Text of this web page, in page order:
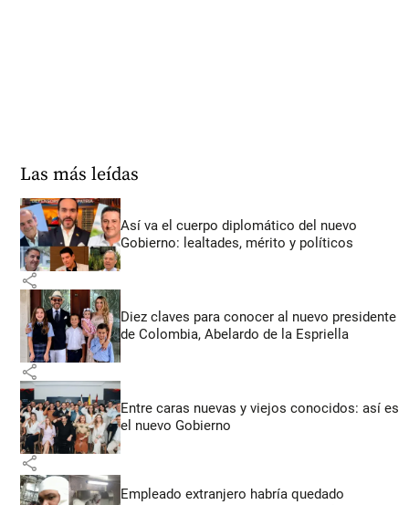
Las más leídas
Así va el cuerpo diplomático del nuevo
Gobierno: lealtades, mérito y políticos
share
Diez claves para conocer al nuevo presidente
de Colombia, Abelardo de la Espriella
share
Entre caras nuevas y viejos conocidos: así es
el nuevo Gobierno
share
Empleado extranjero habría quedado